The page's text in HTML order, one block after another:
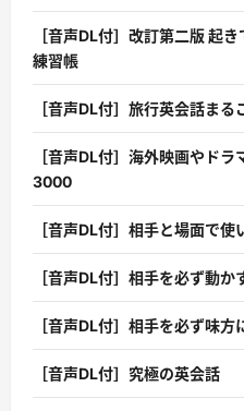
［音声DL付］改訂第二版 起
練習帳
［音声DL付］旅行英会話まる
［音声DL付］海外映画やド
3000
［音声DL付］相手と場面で
［音声DL付］相手を必ず動
［音声DL付］相手を必ず味
［音声DL付］究極の英会話